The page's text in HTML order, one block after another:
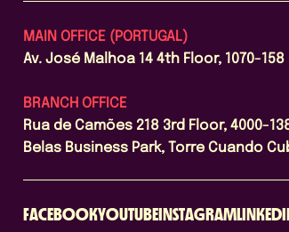
MAIN OFFICE (PORTUGAL)
Av. José Malhoa 14 4th Floor, 1070-
BRANCH OFFICE
Rua de Camões 218 3rd Floor, 4000-
Belas Business Park, Torre Cuando
FACEBOOKYOUTUBE INSTAGRAM